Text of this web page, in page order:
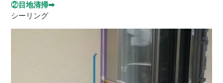
②目地清掃➡
シーリング